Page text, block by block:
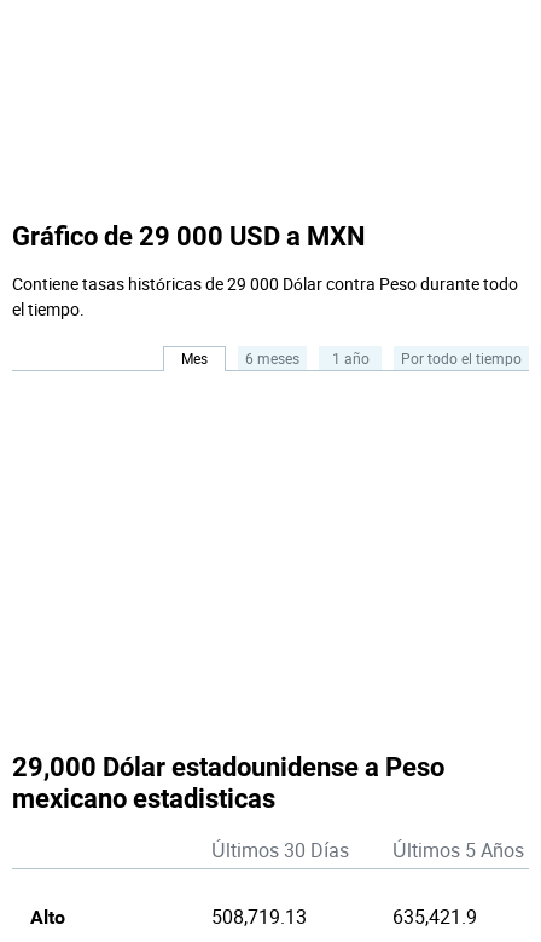
Gráfico de 29 000 USD a MXN
Contiene tasas históricas de 29 000 Dólar contra Peso durante todo
el tiempo.
Mes 6 meses 1 año Por todo el tiempo
29,000 Dólar estadounidense a Peso
mexicano estadisticas
Últimos 30 Días Últimos 5 Años
Alto 508,719.13 635,421.9